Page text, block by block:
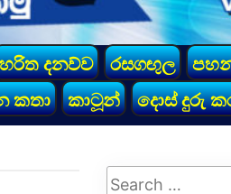
හරිත දනව්ව රසගඟුල
කතා කාටූන් දොස් දුරු